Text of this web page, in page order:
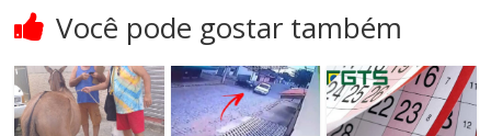
Você pode gostar também